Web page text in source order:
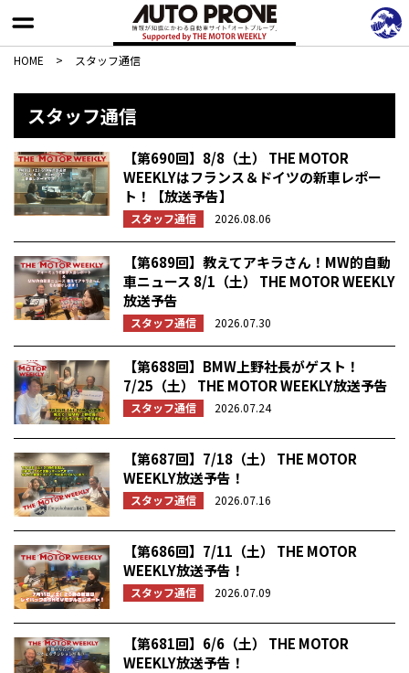
HOME > スタッフ通信
スタッフ通信
【第690回】8/8（土） THE MOTOR
WEEKLYはフランス＆ドイツの新車レポー
ト！【放送予告】
スタッフ通信 2026.08.06
【第689回】教えてアキラさん！MW的自動
車ニュース 8/1（土） THE MOTOR WEEKLY
放送予告
スタッフ通信 2026.07.30
【第688回】BMW上野社長がゲスト！
7/25（土） THE MOTOR WEEKLY放送予告
スタッフ通信 2026.07.24
【第687回】7/18（土） THE MOTOR
WEEKLY放送予告！
スタッフ通信 2026.07.16
【第686回】7/11（土） THE MOTOR
WEEKLY放送予告！
スタッフ通信 2026.07.09
【第681回】6/6（土） THE MOTOR
WEEKLY放送予告！